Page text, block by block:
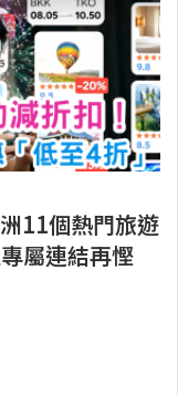
11個熱門旅遊
屬連結再慳